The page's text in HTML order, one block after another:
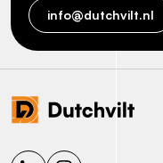
info@dutchvilt.nl